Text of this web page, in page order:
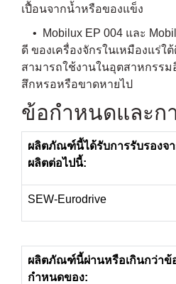
เปื้อนจากน้ำหรือของแข็ง
• Mobilux EP 004 และ
ดี ของเครื่องจักรในเหมืองแร่ใ
สามารถใช้งานในอุตสาหกรร
สึกหรอหรือขาดหายไป
ข้อกำหนดและก
ผลิตภัณฑ์นี้ได้รับการรับรองจ
ผลิตต่อไปนี้:
SEW-Eurodrive
ผลิตภัณฑ์นี้ผ่านหรือเกินกว่าข้
กำหนดของ: